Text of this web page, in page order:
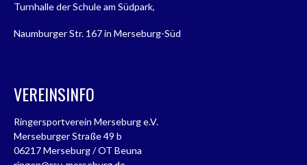
Turnhalle der Schule am Südpark,
Naumburger Str. 167 in Merseburg-Süd
VEREINSINFO
Ringersportverein Merseburg e.V.
Merseburger Straße 49 b
06217 Merseburg / OT Beuna